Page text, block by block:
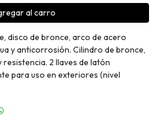
al carro
disco de bronce, arco de acero
y anticorrosión. Cilindro de bronce,
2 llaves de latón
para uso en exteriores (nivel